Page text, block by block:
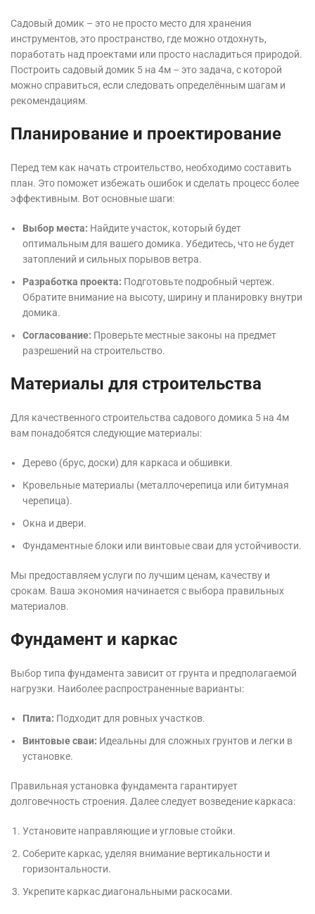
Садовый домик – это не просто место для хранения
инструментов, это пространство, где можно отдохнуть,
поработать над проектами или просто насладиться природой.
Построить садовый домик 5 на 4м – это задача, с которой
можно справиться, если следовать определённым шагам и
рекомендациям.
Планирование и проектирование
Перед тем как начать строительство, необходимо составить
план. Это поможет избежать ошибок и сделать процесс более
эффективным. Вот основные шаги:
Выбор места: Найдите участок, который будет
оптимальным для вашего домика. Убедитесь, что не будет
затоплений и сильных порывов ветра.
Разработка проекта: Подготовьте подробный чертеж.
Обратите внимание на высоту, ширину и планировку внутри
домика.
Согласование: Проверьте местные законы на предмет
разрешений на строительство.
Материалы для строительства
Для качественного строительства садового домика 5 на 4м
вам понадобятся следующие материалы:
Дерево (брус, доски) для каркаса и обшивки.
Кровельные материалы (металлочерепица или битумная
черепица).
Окна и двери.
Фундаментные блоки или винтовые сваи для устойчивости.
Мы предоставляем услуги по лучшим ценам, качеству и
срокам. Ваша экономия начинается с выбора правильных
материалов.
Фундамент и каркас
Выбор типа фундамента зависит от грунта и предполагаемой
нагрузки. Наиболее распространенные варианты:
Плита: Подходит для ровных участков.
Винтовые сваи: Идеальны для сложных грунтов и легки в
установке.
Правильная установка фундамента гарантирует
долговечность строения. Далее следует возведение каркаса:
Установите направляющие и угловые стойки.
Соберите каркас, уделяя внимание вертикальности и
горизонтальности.
Укрепите каркас диагональными раскосами.